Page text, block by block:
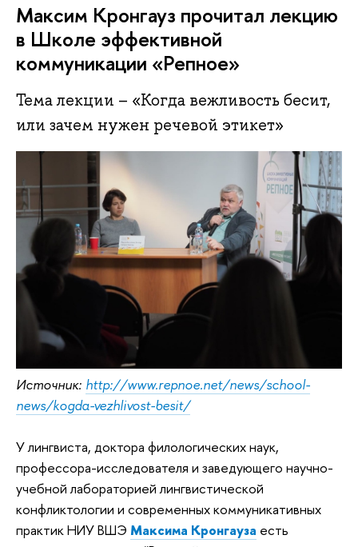
Максим Кронгауз прочитал лекцию
в Школе эффективной
коммуникации «Репное»
Тема лекции – «Когда вежливость бесит,
или зачем нужен речевой этикет»
Источник: http://www.repnoe.net/news/school-
news/kogda-vezhlivost-besit/
У лингвиста, доктора филологических наук,
профессора-исследователя и заведующего научно-
учебной лабораторией лингвистической
конфликтологии и современных коммуникативных
практик НИУ ВШЭ Максима Кронгауза есть